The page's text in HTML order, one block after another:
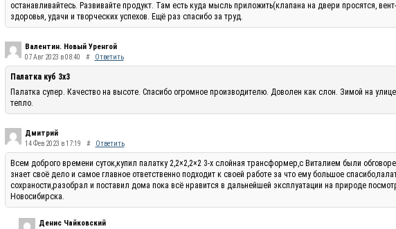
останавливайтесь. Развивайте продукт. Там есть куда мысль приложить(клапана на двери просятся,
здоровья, удачи и творческих успехов. Ещё раз спасибо за труд.
Валентин. Новый Уренгой
07 Авг 2023 в 08:40 # Ответить
Палатка куб 3х3
Палатка супер. Качество на высоте. Спасибо огромное производителю. Доволен как слон. Зимой на
тепло.
Дмитрий
14 Фев 2023 в 17:19 # Ответить
Всем доброго времени суток,купил палатку 2,2×2,2×2 3-х слойная трансформер,с Виталием были
знает своё дело и самое главное ответственно подходит к своей работе за что ему большое
сохраности,разобрал и поставил дома пока всё нравится в дальнейшей эксплуатации на природе
Новосибирска.
Денис Чайковский